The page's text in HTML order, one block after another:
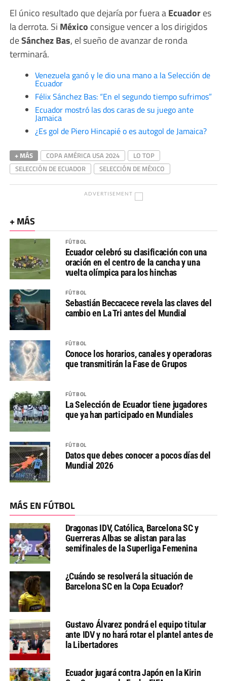
El único resultado que dejaría por fuera aEcuadores
la derrota. Si México consigue vencer a los dirigidos
deSánchez Bas, el sueño de avanzar de ronda
terminará.
Venezuela ganó y le dio una mano a la Selección de
Ecuador
Félix Sánchez Bas: “En el segundo tiempo sufrimos”
Ecuador mostró las dos caras de su juego ante
Jamaica
¿Es gol de Piero Hincapié o es autogol de Jamaica?
+ MÁS COPA AMÉRICA USA 2024
LO TOP
SELECCIÓN DE ECUADOR
SELECCIÓN DE MÉXICO
ADVERTISEMENT
+ MÁS
FÚTBOL
Ecuador celebró su clasificación con una
oración en el centro de la cancha y una
vuelta olímpica para los hinchas
FÚTBOL
Sebastián Beccacece revela las claves del
cambio en La Tri antes del Mundial
FÚTBOL
Conoce los horarios, canales y operadoras
que transmitirán la Fase de Grupos
FÚTBOL
La Selección de Ecuador tiene jugadores
que ya han participado en Mundiales
FÚTBOL
Datos que debes conocer a pocos días del
Mundial 2026
MÁS EN FÚTBOL
Dragonas IDV, Católica, Barcelona SC y
Guerreras Albas se alistan para las
semifinales de la Superliga Femenina
¿Cuándo se resolverá la situación de
Barcelona SC en la Copa Ecuador?
Gustavo Álvarez pondrá el equipo titular
ante IDV y no hará rotar el plantel antes de
la Libertadores
Ecuador jugará contra Japón en la Kirin